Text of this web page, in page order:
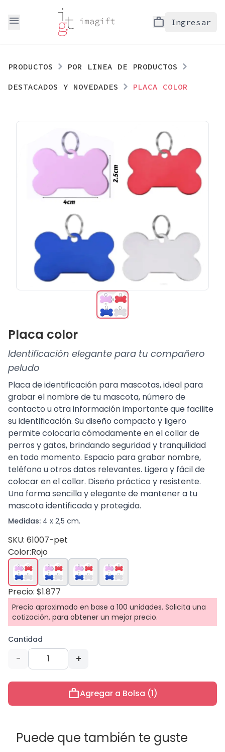
menu work Ingresar
PRODUCTOS
POR LINEA DE PRODUCTOS
DESTACADOS Y NOVEDADES
PLACA COLOR
Placa color
Identificación elegante para tu compañero
peludo
Placa de identificación para mascotas, ideal para
grabar el nombre de tu mascota, número de
contacto u otra información importante que facilite
su identificación. Su diseño compacto y ligero
permite colocarla cómodamente en el collar de
perros y gatos, brindando seguridad y tranquilidad
en todo momento. Espacio para grabar nombre,
teléfono u otros datos relevantes. Ligera y fácil de
colocar en el collar. Diseño práctico y resistente.
Una forma sencilla y elegante de mantener a tu
mascota identificada y protegida.
Medidas: 4 x 2,5 cm.
SKU: 61007-pet
Color:Rojo
Precio: $1.877
Precio aproximado en base a 100 unidades. Solicita una
cotización, para obtener un mejor precio.
Cantidad
- +
workAgregar a Bolsa (1)
Puede que también te guste